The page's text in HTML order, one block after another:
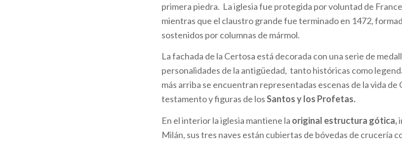
primera piedra. La iglesia fue protegida por voluntad de
mientras que el claustro grande fue terminado en 1472,
sostenidos por columnas de mármol.
La fachada de la Certosa está decorada con una serie de
personalidades de la antigüedad, tanto históricas como
más arriba se encuentran representadas escenas de la vida
testamento y figuras de losSantos y los Profetas.
En el interior la iglesia mantiene la original estructura gótica,
Milán, sus tres naves están cubiertas de bóvedas de crucería